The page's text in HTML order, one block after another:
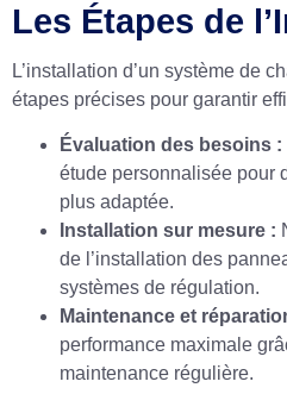
Les Étapes de
L’installation d’un système de
étapes précises pour garantir
Évaluation des besoins :
étude personnalisée pour
plus adaptée.
Installation sur mesure :
de l’installation des
systèmes de régulation.
Maintenance et
performance maximale
maintenance régulière.